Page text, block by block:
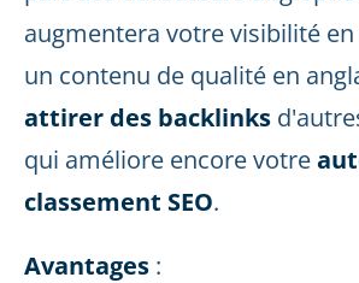
augmentera votre visibilité en
un contenu de qualité en
attirer des backlinks
qui améliore encore votre
classement SEO.
Avantages :